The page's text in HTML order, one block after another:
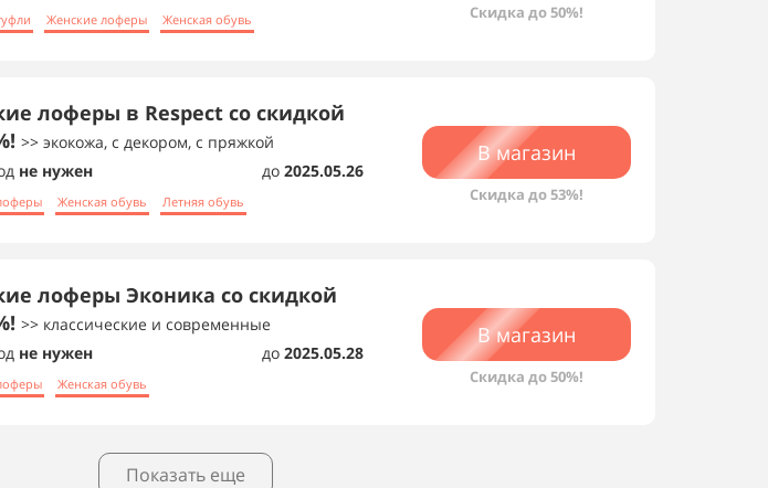
Женские лоферы Женская обувь Скидка до 50%!
лоферы в Respect со скидкой
>> экокожа, с декором, с пряжкой
не нужен до 2025.05.26
Женская обувь Летняя обувь
В магазин
Скидка до 53%!
лоферы Эконика со скидкой
>> классические и современные
не нужен до 2025.05.28
Женская обувь
В магазин
Скидка до 50%!
Показать еще